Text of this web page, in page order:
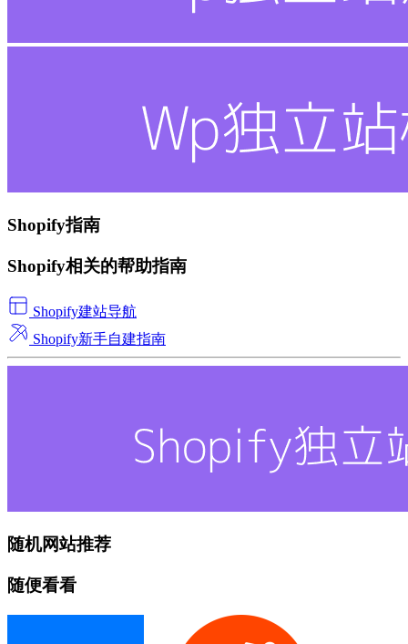
Shopify指南
Shopify相关的帮助指南
Shopify建站导航
Shopify新手自建指南
随机网站推荐
随便看看